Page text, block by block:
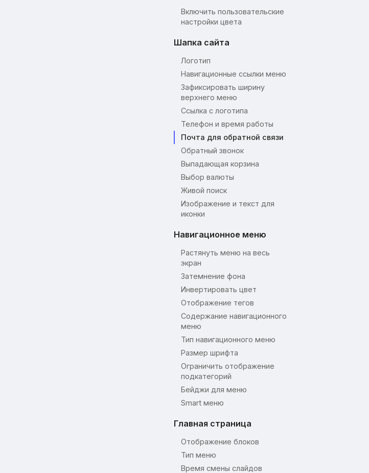
Включить пользовательские
настройки цвета
Шапка сайта
Логотип
Навигационные ссылки меню
Зафиксировать ширину
верхнего меню
Ссылка с логотипа
Телефон и время работы
Почта для обратной связи
Обратный звонок
Выпадающая корзина
Выбор валюты
Живой поиск
Изображение и текст для
иконки
Навигационное меню
Растянуть меню на весь
экран
Затемнение фона
Инвертировать цвет
Отображение тегов
Содержание навигационного
меню
Тип навигационного меню
Размер шрифта
Ограничить отображение
подкатегорий
Бейджи для меню
Smart меню
Главная страница
Отображение блоков
Тип меню
Время смены слайдов